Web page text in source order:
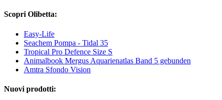
Scopri Olibetta:
Easy-Life
Seachem Pompa - Tidal 35
Tropical Pro Defence Size S
Animalbook Mergus Aquarienatlas Band 5 gebunden
Amtra Sfondo Vision
Nuovi prodotti: